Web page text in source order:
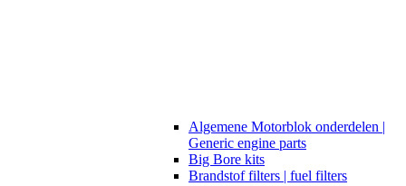
Algemene Motorblok onderdelen |
Generic engine parts
Big Bore kits
Brandstof filters | fuel filters